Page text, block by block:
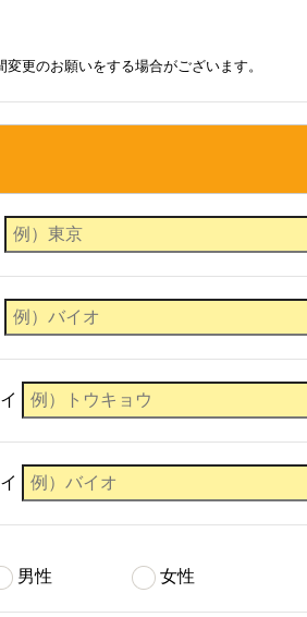
更のお願いをする場合がございます。
男性 女性